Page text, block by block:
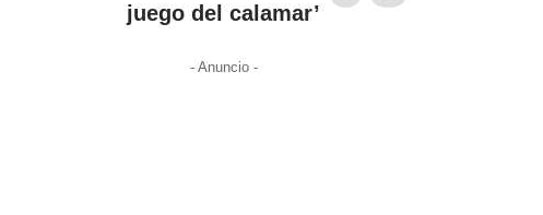
juego del calamar’
- Anuncio -